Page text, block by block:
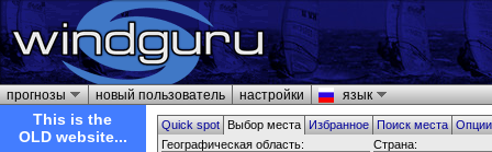
прогнозы новый пользователь настройки язык
This is the
OLD website...
Quick spot Выбор места ИзбранноеПоиск места
Географическая область:
Страна: